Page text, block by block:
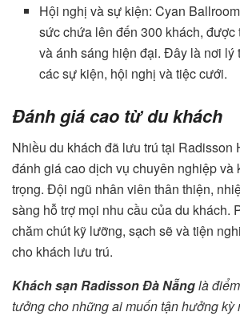
Hội nghị và sự kiện: Cyan
sức chứa lên đến 300 khách, được
và ánh sáng hiện đại. Đây là nơi lý
các sự kiện, hội nghị và tiệc cưới.
Đánh giá cao từ du khách
Nhiều du khách đã lưu trú tại Radisson
đánh giá cao dịch vụ chuyên nghiệp và
trọng. Đội ngũ nhân viên thân thiện,
sàng hỗ trợ mọi nhu cầu của du khách.
chăm chút kỹ lưỡng, sạch sẽ và tiện
cho khách lưu trú.
Khách sạn Radisson Đà Nẵnglà
tưởng cho những ai muốn tận hưởng kỳ